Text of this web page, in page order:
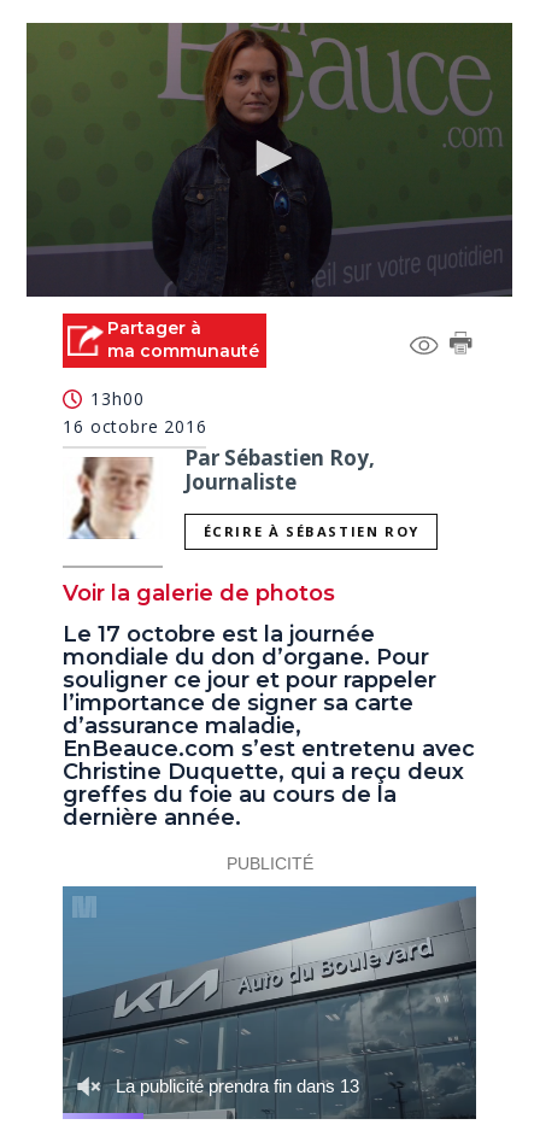
seconds Partager à
ma communauté
13h00
16 octobre 2016
Par Sébastien Roy,
Journaliste
ÉCRIRE À SÉBASTIEN ROY
Voir la galerie de photos
Le 17 octobre est la journée
mondiale du don d’organe. Pour
souligner ce jour et pour rappeler
l’importance de signer sa carte
d’assurance maladie,
EnBeauce.com s’est entretenu avec
Christine Duquette, qui a reçu deux
greffes du foie au cours de la
dernière année.